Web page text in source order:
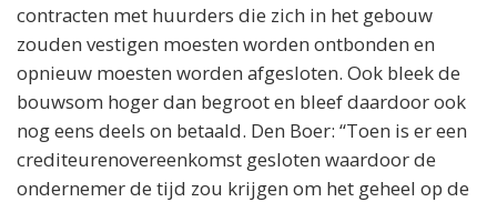
contracten met huurders die zich in het gebouw
zouden vestigen moesten worden ontbonden en
opnieuw moesten worden afgesloten. Ook bleek de
bouwsom hoger dan begroot en bleef daardoor ook
nog eens deels on betaald. Den Boer: “Toen is er een
crediteurenovereenkomst gesloten waardoor de
ondernemer de tijd zou krijgen om het geheel op de